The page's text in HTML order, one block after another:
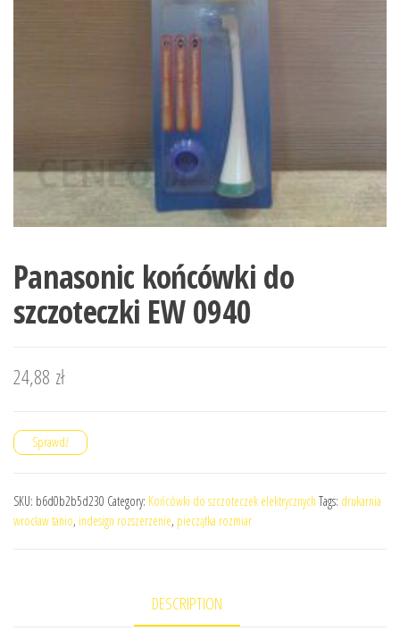
Panasonic końcówki do
szczoteczki EW 0940
24,88 zł
Sprawdź
SKU: b6d0b2b5d230 Category: Końcówki do szczoteczek elektrycznych Tags: drukarnia
wrocław tanio, indesign rozszerzenie, pieczątka rozmiar
DESCRIPTION